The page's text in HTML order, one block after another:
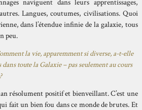
naviguent dans leurs apprentissages,
Langues, coutumes, civilisations. Quoi
dans l’étendue infinie de la galaxie, tous
peu.
la vie, apparemment si diverse, a-t-elle
toute la Galaxie – pas seulement au cours
résolument positif et bienveillant. C’est une
fait un bien fou dans ce monde de brutes. Et